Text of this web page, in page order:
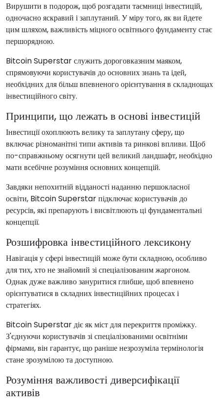
Вирушити в подорож, щоб розгадати таємниці інвестицій,
одночасно яскравий і заплутаний. У міру того, як ви йдете
цим шляхом, важливість міцного освітнього фундаменту стає
першорядною.
Bitcoin Superstar служить дороговказним маяком,
спрямовуючи користувачів до основних знань та ідей,
необхідних для більш впевненого орієнтування в складнощах
інвестиційного світу.
Принципи, що лежать в основі інвестицій
Інвестиції охоплюють велику та заплутану сферу, що
включає різноманітні типи активів та ринкові впливи. Щоб
по-справжньому осягнути цей великий ландшафт, необхідно
мати всебічне розуміння основних концепцій.
Завдяки непохитній відданості наданню першокласної
освіти, Bitcoin Superstar підключає користувачів до
ресурсів, які препарують і висвітлюють ці фундаментальні
концепції.
Розшифровка інвестиційного лексикону
Навігація у сфері інвестицій може бути складною, особливо
для тих, хто не знайомий зі спеціалізованим жаргоном.
Однак дуже важливо зануритися глибше, щоб впевнено
орієнтуватися в складних інвестиційних процесах і
стратегіях.
Bitcoin Superstar діє як міст для перекриття проміжку.
З'єднуючи користувачів зі спеціалізованими освітніми
фірмами, він гарантує, що раніше незрозуміла термінологія
стане зрозумілою та доступною.
Розуміння важливості диверсифікації
активів